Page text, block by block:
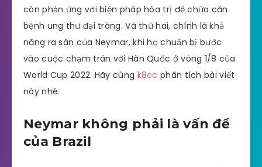
còn phản ứng với biện pháp hóa trị để chữa căn
bệnh ung thư đại tràng. Và thứ hai, chính là khả
năng ra sân của Neymar, khi họ chuẩn bị bước
vào cuộc chạm trán với Hàn Quốc ở vòng 1/8 của
World Cup 2022. Hãy cùng k8cc phân tích bài viết
này nhé.
Neymar không phải là vấn đề
của Brazil